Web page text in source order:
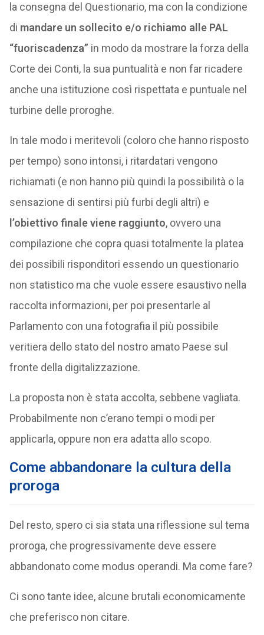
la consegna del Questionario, ma con la condizione
di mandare un sollecito e/o richiamo alle PAL
“fuoriscadenza” in modo da mostrare la forza della
Corte dei Conti, la sua puntualità e non far ricadere
anche una istituzione così rispettata e puntuale nel
turbine delle proroghe.
In tale modo i meritevoli (coloro che hanno risposto
per tempo) sono intonsi, i ritardatari vengono
richiamati (e non hanno più quindi la possibilità o la
sensazione di sentirsi più furbi degli altri) e
l’obiettivo finale viene raggiunto, ovvero una
compilazione che copra quasi totalmente la platea
dei possibili risponditori essendo un questionario
non statistico ma che vuole essere esaustivo nella
raccolta informazioni, per poi presentarle al
Parlamento con una fotografia il più possibile
veritiera dello stato del nostro amato Paese sul
fronte della digitalizzazione.
La proposta non è stata accolta, sebbene vagliata.
Probabilmente non c’erano tempi o modi per
applicarla, oppure non era adatta allo scopo.
Come abbandonare la cultura della
proroga
Del resto, spero ci sia stata una riflessione sul tema
proroga, che progressivamente deve essere
abbandonato come modus operandi. Ma come fare?
Ci sono tante idee, alcune brutali economicamente
che preferisco non citare.